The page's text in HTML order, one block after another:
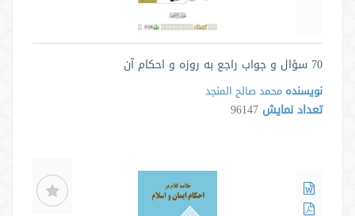
70 سؤال و جواب راجع به روزه و احكام آن
نویسنده محمد صالح المنجد
تعداد نمایش 96147